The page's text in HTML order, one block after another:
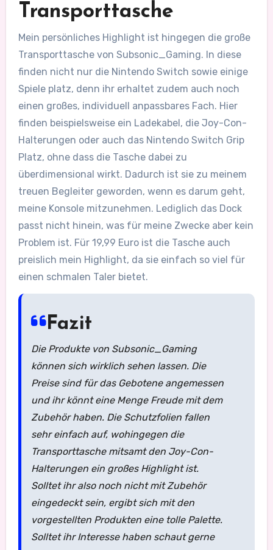
Transporttasche
Mein persönliches Highlight ist hingegen die große
Transporttasche von Subsonic_Gaming. In diese
finden nicht nur die Nintendo Switch sowie einige
Spiele platz, denn ihr erhaltet zudem auch noch
einen großes, individuell anpassbares Fach. Hier
finden beispielsweise ein Ladekabel, die Joy-Con-
Halterungen oder auch das Nintendo Switch Grip
Platz, ohne dass die Tasche dabei zu
überdimensional wirkt. Dadurch ist sie zu meinem
treuen Begleiter geworden, wenn es darum geht,
meine Konsole mitzunehmen. Lediglich das Dock
passt nicht hinein, was für meine Zwecke aber kein
Problem ist. Für 19,99 Euro ist die Tasche auch
preislich mein Highlight, da sie einfach so viel für
einen schmalen Taler bietet.
Fazit
Die Produkte von Subsonic_Gaming
können sich wirklich sehen lassen. Die
Preise sind für das Gebotene angemessen
und ihr könnt eine Menge Freude mit dem
Zubehör haben. Die Schutzfolien fallen
sehr einfach auf, wohingegen die
Transporttasche mitsamt den Joy-Con-
Halterungen ein großes Highlight ist.
Solltet ihr also noch nicht mit Zubehör
eingedeckt sein, ergibt sich mit den
vorgestellten Produkten eine tolle Palette.
Solltet ihr Interesse haben schaut gerne